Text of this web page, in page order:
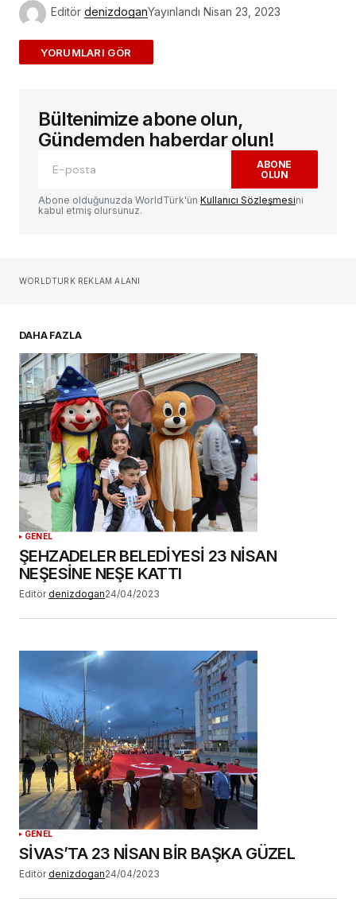
Editör denizdoganYayınlandı Nisan 23, 2023
ADD A COMMENT
E-posta adresiniz yayınlanmayacak.
alanlar*ile işaretlenmişlerdir
Yorum
Sizin adınız*
Daha sonraki yorumlarımda kullanılması için
adım, e-posta adresim ve site adresim bu
tarayıcıya kaydedilsin.
YORUM GÖNDER
Bültenimize abone olun,
Gündemden haberdar olun!
ABONE
OLUN
Abone olduğunuzda WorldTürk'ün Kullanıcı Sözleşmesini
kabul etmiş olursunuz.
WORLDTURK REKLAM ALANI
DAHA FAZLA
GENEL
ŞEHZADELER BELEDİYESİ 23 NİSAN
NEŞESİNE NEŞE KATTI
Editör denizdogan24/04/2023
GENEL
SİVAS’TA 23 NİSAN BİR BAŞKA GÜZEL
Editör denizdogan24/04/2023